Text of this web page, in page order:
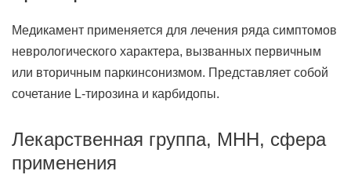
Медикамент применяется для лечения ряда симптомов
неврологического характера, вызванных первичным
или вторичным паркинсонизмом. Представляет собой
сочетание L-тирозина и карбидопы.
Лекарственная группа, МНН, сфера
применения